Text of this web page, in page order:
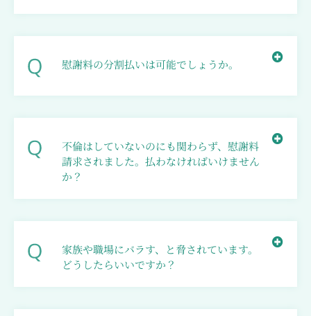
慰謝料の分割払いは可能でしょうか。
不倫はしていないのにも関わらず、慰謝料
請求されました。払わなければいけません
か？
家族や職場にバラす、と脅されています。
どうしたらいいですか？